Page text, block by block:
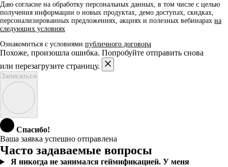
Даю согласие на обработку персональных данных, в том числе с целью
получения информации о новых продуктах, демо доступах, скидках,
персонализированных предложениях, акциях и полезных вебинарах на
следующих условиях
Ознакомиться с условиями публичного договора
Похоже, произошла ошибка. Попробуйте отправить снова
или перезагрузите страницу.
Записаться
Спасибо!
Ваша заявка успешно отправлена
Часто задаваемые вопросы
Я никогда не занимался геймификацией. У меня